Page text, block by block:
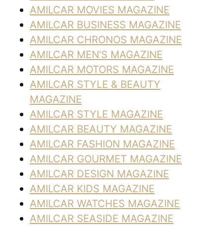
AMILCAR MOVIES MAGAZINE
AMILCAR BUSINESS MAGAZINE
AMILCAR CHRONOS MAGAZINE
AMILCAR MEN’S MAGAZINE
AMILCAR MOTORS MAGAZINE
AMILCAR STYLE & BEAUTY
MAGAZINE
AMILCAR STYLE MAGAZINE
AMILCAR BEAUTY MAGAZINE
AMILCAR FASHION MAGAZINE
AMILCAR GOURMET MAGAZINE
AMILCAR DESIGN MAGAZINE
AMILCAR KIDS MAGAZINE
AMILCAR WATCHES MAGAZINE
AMILCAR SEASIDE MAGAZINE